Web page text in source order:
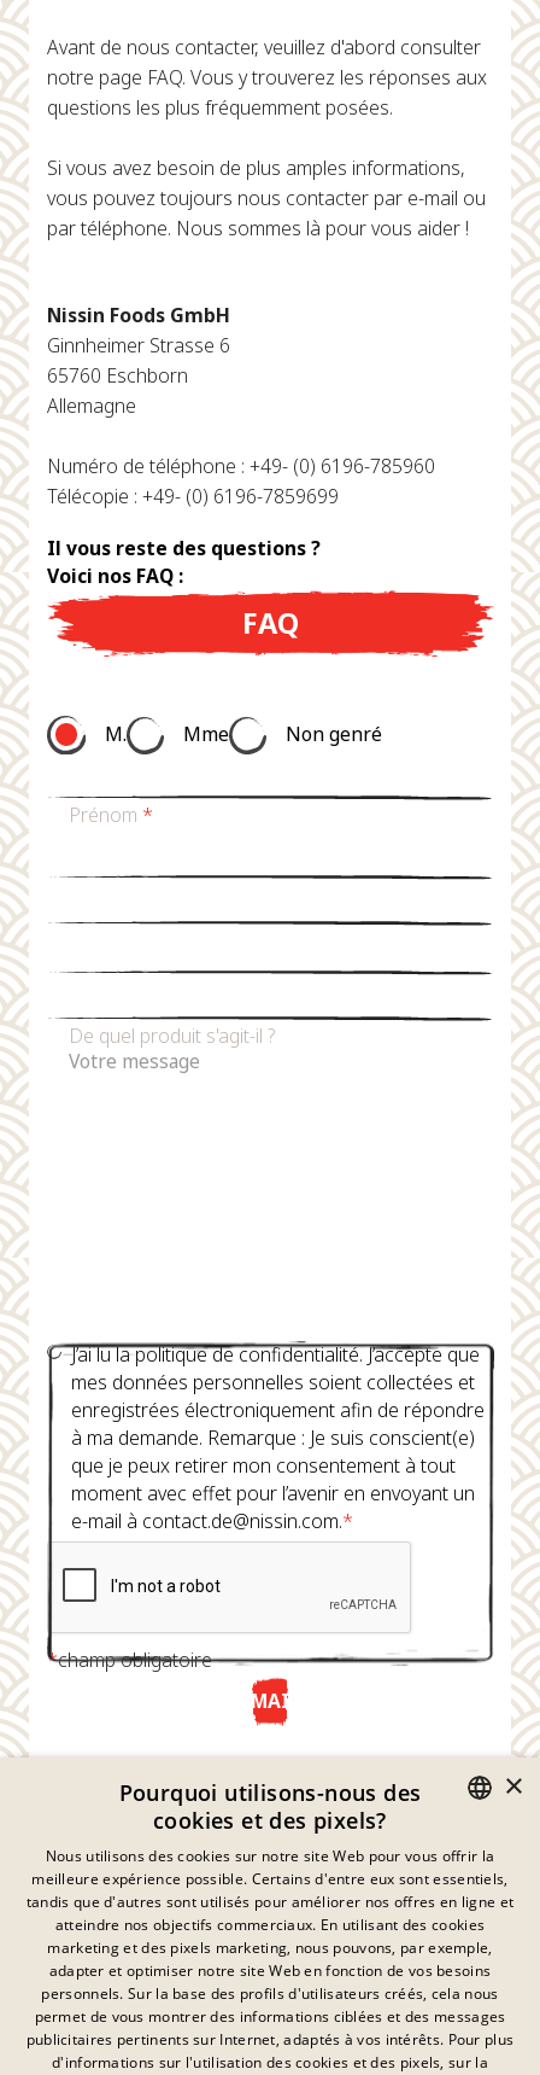
Avant de nous contacter, veuillez d'abord consulter
notre page FAQ. Vous y trouverez les réponses aux
questions les plus fréquemment posées.
Si vous avez besoin de plus amples informations,
vous pouvez toujours nous contacter par e-mail ou
par téléphone. Nous sommes là pour vous aider !
Nissin Foods GmbH
Ginnheimer Strasse 6
65760 Eschborn
Allemagne
Numéro de téléphone : +49- (0) 6196-785960
Télécopie : +49- (0) 6196-7859699
Il vous reste des questions ?
Voici nos FAQ :
FAQ
M. Mme Non genré
Prénom *
De quel produit s'agit-il ?
J’ai lu la politique de confidentialité. J’accepte que
mes données personnelles soient collectées et
enregistrées électroniquement afin de répondre
à ma demande. Remarque : Je suis conscient(e)
que je peux retirer mon consentement à tout
moment avec effet pour l’avenir en envoyant un
e-mail à contact.de@nissin.com.*
*champ obligatoire
ENVOYER MAINTENANT
Déclaration De Confidentialité
Empreinte
Mentions Légales
Contact
GERMAN
FRENCH
DANISH
SWEDISH
HUNGARIAN
×
Pourquoi utilisons-nous des
cookies et des pixels?
Nous utilisons des cookies sur notre site Web pour vous offrir la
meilleure expérience possible. Certains d'entre eux sont essentiels,
tandis que d'autres sont utilisés pour améliorer nos offres en ligne et
atteindre nos objectifs commerciaux. En utilisant des cookies
marketing et des pixels marketing, nous pouvons, par exemple,
adapter et optimiser notre site Web en fonction de vos besoins
personnels. Sur la base des profils d'utilisateurs créés, cela nous
permet de vous montrer des informations ciblées et des messages
publicitaires pertinents sur Internet, adaptés à vos intérêts. Pour plus
d'informations sur l'utilisation des cookies et des pixels, sur la